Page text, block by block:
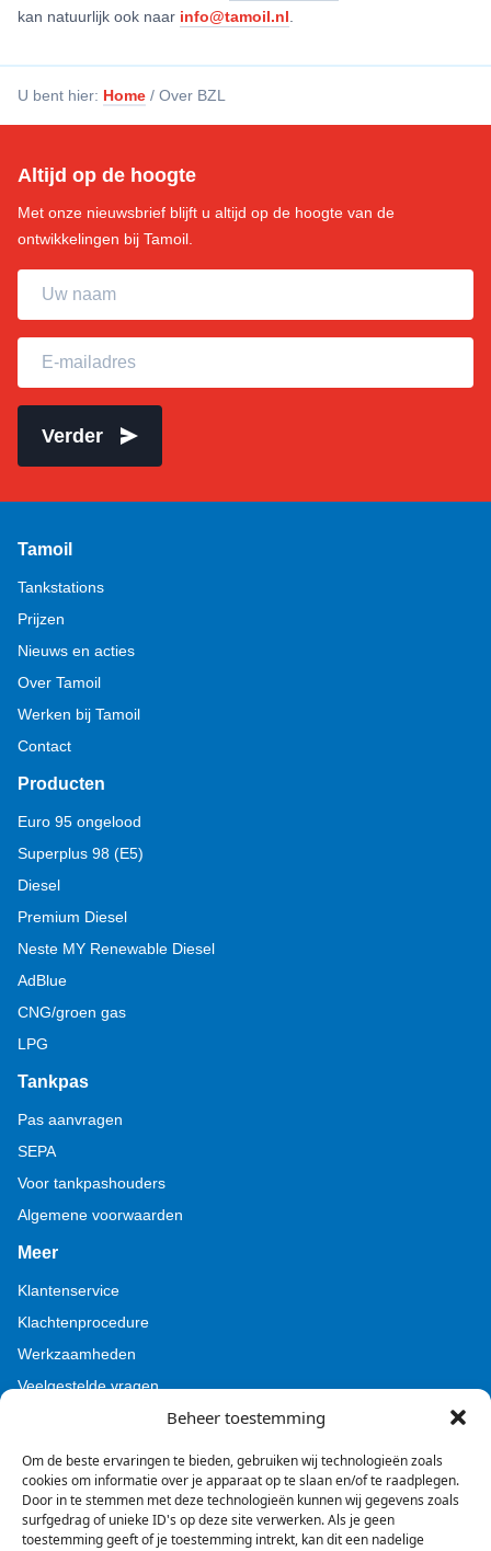
Beheer toestemming
Om de beste ervaringen te bieden, gebruiken wij technologieën zoals
cookies om informatie over je apparaat op te slaan en/of te raadplegen.
Door in te stemmen met deze technologieën kunnen wij gegevens zoals
surfgedrag of unieke ID's op deze site verwerken. Als je geen
toestemming geeft of je toestemming intrekt, kan dit een nadelige
kan natuurlijk ook naar info@tamoil.nl
U bent hier: Home / Over BZL
Altijd op de hoogte
Met onze nieuwsbrief blijft u altijd op de hoogte van de
ontwikkelingen bij Tamoil.
Uw naam
E-mailadres
Verder
Tamoil
Tankstations
Prijzen
Nieuws en acties
Over Tamoil
Werken bij Tamoil
Contact
Producten
Euro 95 ongelood
Superplus 98 (E5)
Diesel
Premium Diesel
Neste MY Renewable Diesel
AdBlue
CNG/groen gas
LPG
Tankpas
Pas aanvragen
SEPA
Voor tankpashouders
Algemene voorwaarden
Meer
Klantenservice
Klachtenprocedure
Werkzaamheden
Veelgestelde vragen